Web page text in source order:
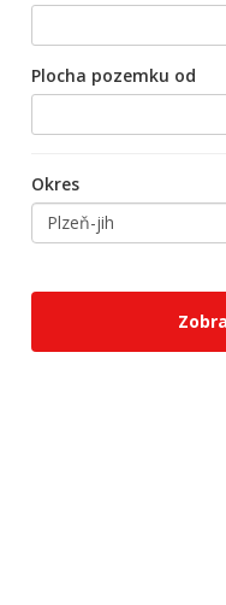
Plocha pozemku od
Okres
Plzeň-jih